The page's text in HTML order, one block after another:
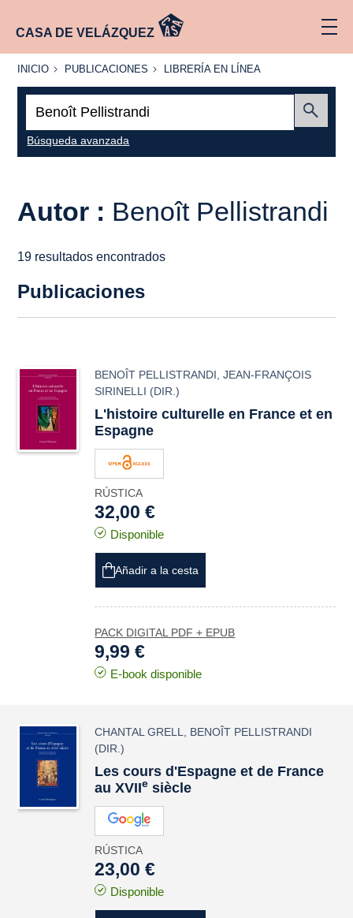
CASA DE VELÁZQUEZ
INICIO
INICIO PUBLICACIONES
PUBLICACIONES
LIBRERÍA
LÍNEA
LIBRERÍA EN LÍNEA
Búsqueda avanzada
Autor : Benoît Pellistrandi
19 resultados encontrados
Publicaciones
BENOÎT PELLISTRANDI ,JEAN-FRANÇOIS
SIRINELLI (DIR.)
L'histoire culturelle en France et en
Espagne
RÚSTICA
32,00 €
Disponible
Añadir a la cesta
PACK DIGITAL PDF + EPUB
9,99 €
E-book disponible
CHANTAL GRELL
BENOÎT PELLISTRANDI
(DIR.)
Les cours d'Espagne et de France
au XVIIe siècle
RÚSTICA
23,00 €
Disponible